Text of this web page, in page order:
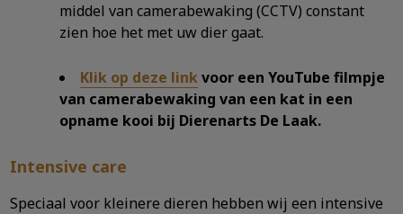
middel van camerabewaking (CCTV) constant
zien hoe het met uw dier gaat.
Klik op deze linkvoor een YouTube filmpje
van camerabewaking van een kat in een
opname kooi bij Dierenarts De Laak.
Intensive care
Speciaal voor kleinere dieren hebben wij een intensive